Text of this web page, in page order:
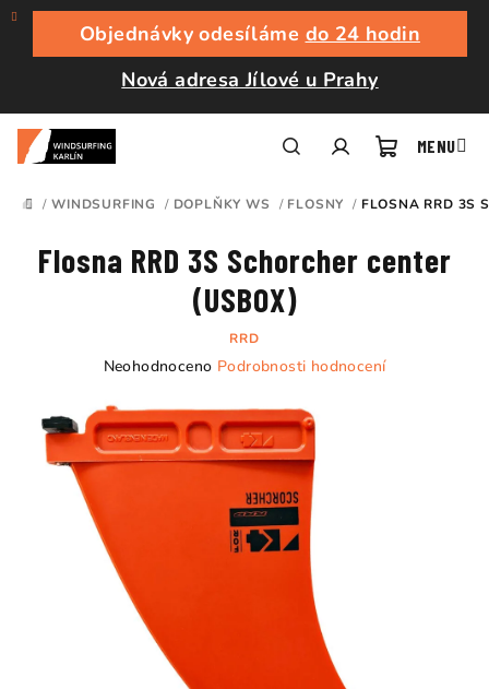
Přejít
obsah
Objednávky odesíláme do 24 hodin
Nová adresa Jílové u Prahy
DOMŮ
/ WINDSURFING / DOPLŇKY WS / FLOSNY / FLOSNA RRD 3S
Flosna RRD 3S Schorcher center
(USBOX)
RRD
Průměrné
produktu
je
0,0
Neohodnoceno Podrobnosti hodnocení